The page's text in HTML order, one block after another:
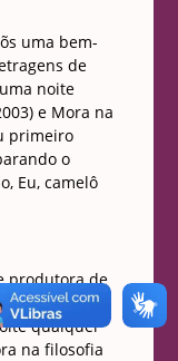
uma bem-
de
noite
e Mora na
primeiro
o
Eu, camelô
produtora de
de ficção
qualquer
na filosofia